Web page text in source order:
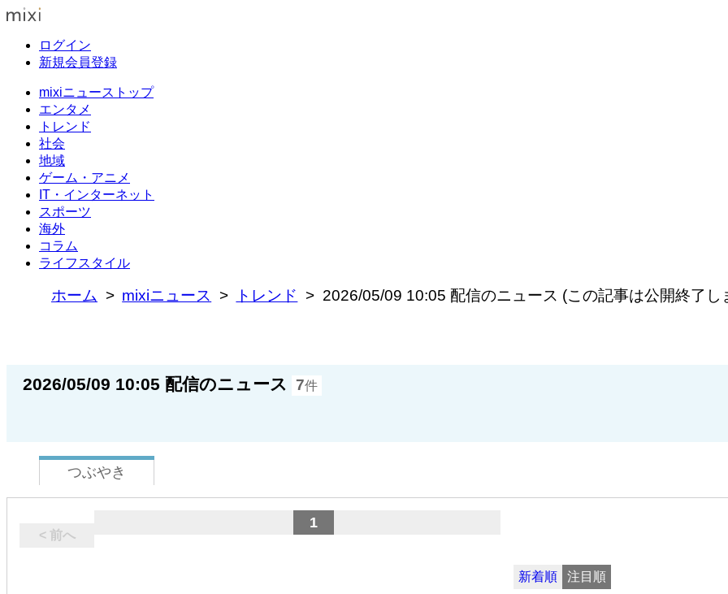
ログイン
新規会員登録
mixiニューストップ
エンタメ
トレンド
社会
地域
ゲーム・アニメ
IT・インターネット
スポーツ
海外
コラム
ライフスタイル
ホーム mixiニュース トレンド 2026/05/09 10:05 配信のニュース (この記事は公開終了し
2026/05/09 10:05 配信のニュース 7件
つぶやき
< 前へ
1
新着順 注目順